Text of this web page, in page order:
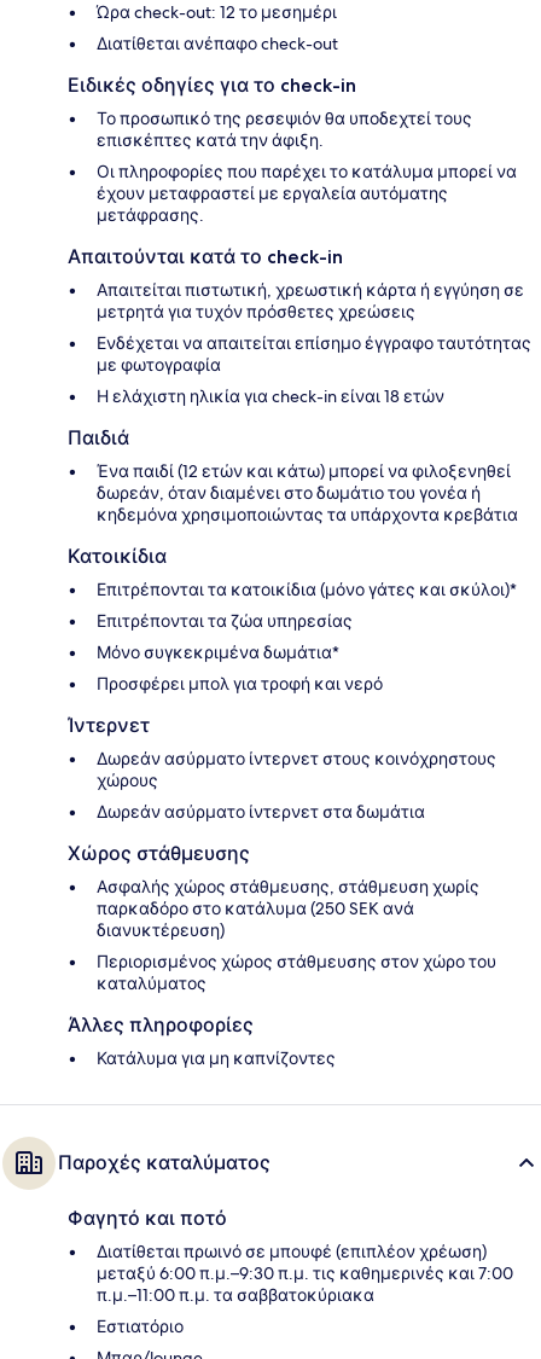
Ώρα check-out: 12 το μεσημέρι
Διατίθεται ανέπαφο check-out
Ειδικές οδηγίες για το check-in
Το προσωπικό της ρεσεψιόν θα υποδεχτεί τους
επισκέπτες κατά την άφιξη.
Οι πληροφορίες που παρέχει το κατάλυμα μπορεί να
έχουν μεταφραστεί με εργαλεία αυτόματης
μετάφρασης.
Απαιτούνται κατά το check-in
Απαιτείται πιστωτική, χρεωστική κάρτα ή εγγύηση σε
μετρητά για τυχόν πρόσθετες χρεώσεις
Ενδέχεται να απαιτείται επίσημο έγγραφο ταυτότητας
με φωτογραφία
Η ελάχιστη ηλικία για check-in είναι 18 ετών
Παιδιά
Ένα παιδί (12 ετών και κάτω) μπορεί να φιλοξενηθεί
δωρεάν, όταν διαμένει στο δωμάτιο του γονέα ή
κηδεμόνα χρησιμοποιώντας τα υπάρχοντα κρεβάτια
Κατοικίδια
Επιτρέπονται τα κατοικίδια (μόνο γάτες και σκύλοι)*
Επιτρέπονται τα ζώα υπηρεσίας
Μόνο συγκεκριμένα δωμάτια*
Προσφέρει μπολ για τροφή και νερό
Ίντερνετ
Δωρεάν ασύρματο ίντερνετ στους κοινόχρηστους
χώρους
Δωρεάν ασύρματο ίντερνετ στα δωμάτια
Χώρος στάθμευσης
Ασφαλής χώρος στάθμευσης, στάθμευση χωρίς
παρκαδόρο στο κατάλυμα (250 SEK ανά
διανυκτέρευση)
Περιορισμένος χώρος στάθμευσης στον χώρο του
καταλύματος
Άλλες πληροφορίες
Κατάλυμα για μη καπνίζοντες
Παροχές καταλύματος
Φαγητό και ποτό
Διατίθεται πρωινό σε μπουφέ (επιπλέον χρέωση)
μεταξύ 6:00 π.μ.–9:30 π.μ. τις καθημερινές και 7:00
π.μ.–11:00 π.μ. τα σαββατοκύριακα
Εστιατόριο